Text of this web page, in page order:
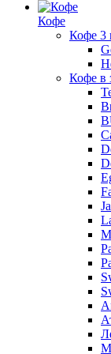
Кофе
Кофе 3
Кофе в